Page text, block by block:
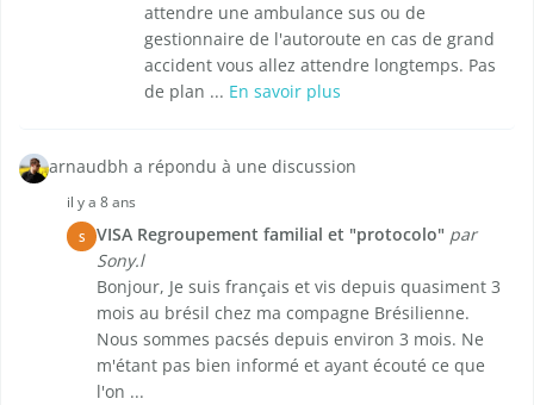
attendre une ambulance sus ou de
gestionnaire de l'autoroute en cas de grand
accident vous allez attendre longtemps. Pas
de plan ... En savoir plus
arnaudbh a répondu à une discussion
il y a 8 ans
S VISA Regroupement familial et "protocolo" par
Sony.l
Bonjour, Je suis français et vis depuis quasiment 3
mois au brésil chez ma compagne Brésilienne.
Nous sommes pacsés depuis environ 3 mois. Ne
m'étant pas bien informé et ayant écouté ce que
l'on ...